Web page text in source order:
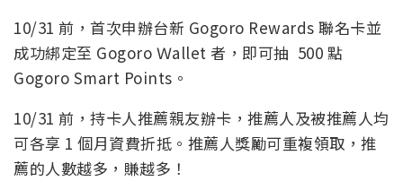
10/31 前，首次申辦台新 Gogoro Rewards 聯名卡並
成功綁定至 Gogoro Ｗallet 者，即可抽 500 點
Gogoro Smart Points。
10/31 前，持卡人推薦親友辦卡，推薦人及被推薦人均
可各享 1 個月資費折抵。推薦人獎勵可重複領取，推
薦的人數越多，賺越多！